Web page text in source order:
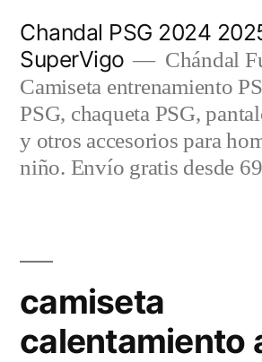
contenido
Chandal PSG 2024 2025
SuperVigo
Chándal
Camiseta entrenamiento
PSG, chaqueta PSG,
y otros accesorios para
niño. Envío gratis desde
camiseta
calentamiento